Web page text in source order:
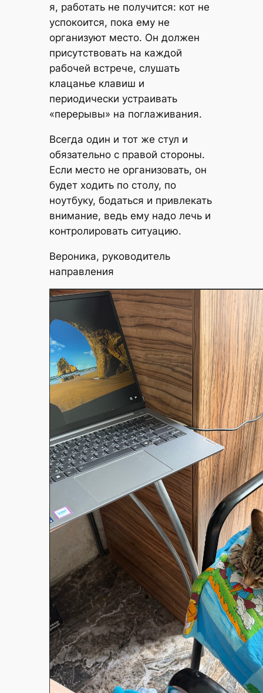
я, работать не получится: кот не
успокоится, пока ему не
организуют место. Он должен
присутствовать на каждой
рабочей встрече, слушать
клацанье клавиш и
периодически устраивать
«перерывы» на поглаживания.
Всегда один и тот же стул и
обязательно с правой стороны.
Если место не организовать, он
будет ходить по столу, по
ноутбуку, бодаться и привлекать
внимание, ведь ему надо лечь и
контролировать ситуацию.
Вероника, руководитель
направления